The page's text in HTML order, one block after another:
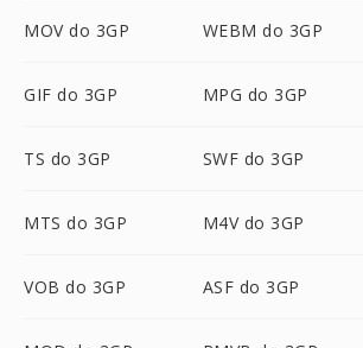
MOV do 3GP WEBM do 3GP
GIF do 3GP MPG do 3GP
TS do 3GP SWF do 3GP
MTS do 3GP M4V do 3GP
VOB do 3GP ASF do 3GP